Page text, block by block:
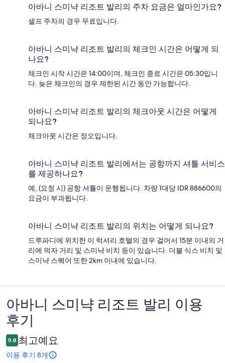
아바니 스미냑 리조트 발리의 주차 요금은 얼마인가요?
셀프 주차의 경우 무료입니다.
아바니 스미냑 리조트 발리의 체크인 시간은 어떻게 되
나요?
체크인 시작 시간은 14:00이며, 체크인 종료 시간은 05:30입니
다. 늦은 체크인의 경우 제한된 시간 동안 가능합니다.
아바니 스미냑 리조트 발리의 체크아웃 시간은 어떻게
되나요?
체크아웃 시간은 정오입니다.
아바니 스미냑 리조트 발리에서는 공항까지 셔틀 서비스
를 제공하나요?
예, (요청 시) 공항 셔틀이 운행됩니다. 차량 1대당 IDR 886600의
요금이 부과됩니다.
아바니 스미냑 리조트 발리의 위치는 어떻게 되나요?
드루파디에 위치한 이 럭셔리 호텔의 경우 걸어서 15분 이내의 거
리에 먹자 거리 및 스미냑 비치 등이 있습니다. 더블 식스 비치 및
스미냑 스퀘어 또한 2km 이내에 있습니다.
이
용
후
기
아바니 스미냑 리조트 발리 이용
후기
9.8 최고예요
이용 후기 8개